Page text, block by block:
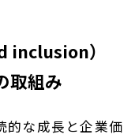
inclusion）
取組み
的な成長と企業価